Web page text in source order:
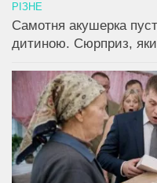
РІЗНЕ
Самотня акушерка
дитиною. Сюрприз,